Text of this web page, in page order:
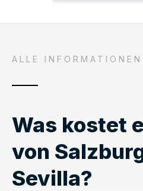
ALLE
Was kostet
von
Sevilla?